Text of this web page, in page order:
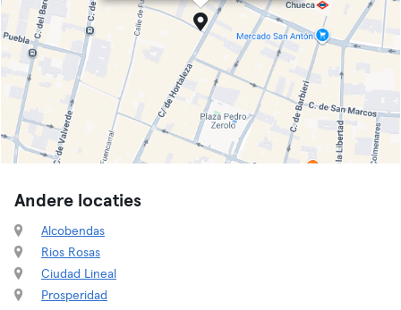
Andere locaties
Alcobendas
Rios Rosas
Ciudad Lineal
Prosperidad